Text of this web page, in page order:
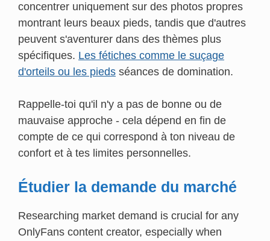
concentrer uniquement sur des photos propres
montrant leurs beaux pieds, tandis que d'autres
peuvent s'aventurer dans des thèmes plus
spécifiques. Les fétiches comme le suçage
d'orteils ou les pieds séances de domination.
Rappelle-toi qu'il n'y a pas de bonne ou de
mauvaise approche - cela dépend en fin de
compte de ce qui correspond à ton niveau de
confort et à tes limites personnelles.
Étudier la demande du marché
Researching market demand is crucial for any
OnlyFans content creator, especially when